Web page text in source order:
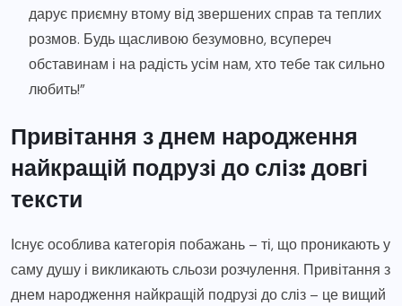
дарує приємну втому від звершених справ та теплих
розмов. Будь щасливою безумовно, всупереч
обставинам і на радість усім нам, хто тебе так сильно
любить!”
Привітання з днем народження
найкращій подрузі до сліз: довгі
тексти
Існує особлива категорія побажань – ті, що проникають у
саму душу і викликають сльози розчулення. Привітання з
днем народження найкращій подрузі до сліз – це вищий